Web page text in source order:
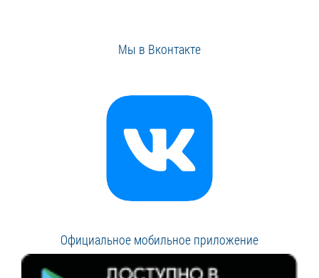
Мы в Вконтакте
Официальное мобильное приложение